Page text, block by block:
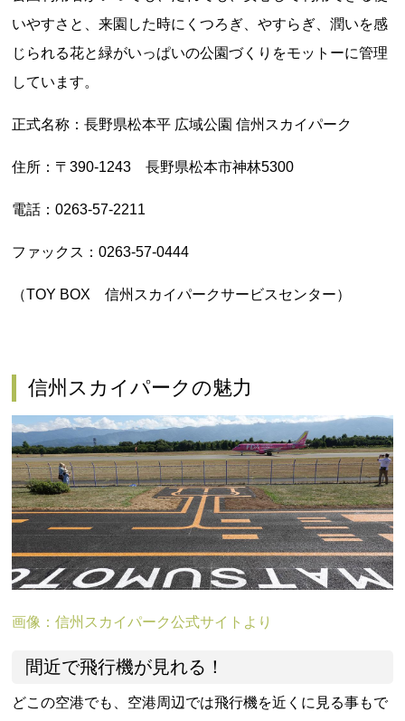
いやすさと、来園した時にくつろぎ、やすらぎ、潤いを感
じられる花と緑がいっぱいの公園づくりをモットーに管理
しています。
正式名称：長野県松本平 広域公園 信州スカイパーク
住所：〒390-1243 長野県松本市神林5300
電話：0263-57-2211
ファックス：0263-57-0444
（TOY BOX 信州スカイパークサービスセンター）
信州スカイパークの魅力
画像：信州スカイパーク公式サイトより
間近で飛行機が見れる！
どこの空港でも、空港周辺では飛行機を近くに見る事もで